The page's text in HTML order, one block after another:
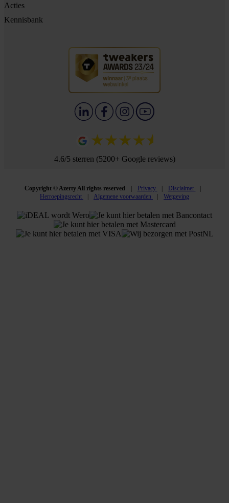
Acties
Kennisbank
4.6/5 sterren (5200+ Google reviews)
Copyright © Azerty All rights reserved Privacy
Disclaimer
Herroepingsrecht
Algemene voorwaarden Wetgeving